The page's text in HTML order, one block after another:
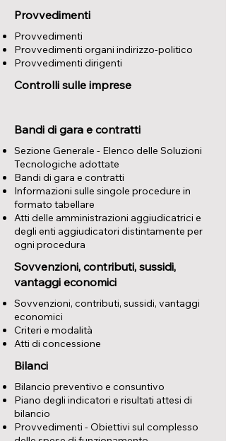
Provvedimenti
Provvedimenti
Provvedimenti organi indirizzo-politico
Provvedimenti dirigenti
Controlli sulle imprese
Bandi di gara e contratti
Sezione Generale - Elenco delle Soluzioni
Tecnologiche adottate
Bandi di gara e contratti
Informazioni sulle singole procedure in
formato tabellare
Atti delle amministrazioni aggiudicatrici e
degli enti aggiudicatori distintamente per
ogni procedura
Sovvenzioni, contributi, sussidi,
vantaggi economici
​Sovvenzioni, contributi, sussidi, vantaggi
economici
Criteri e modalità
Atti di concessione
Bilanci
Bilancio preventivo e consuntivo
Piano degli indicatori e risultati attesi di
bilancio
Provvedimenti - Obiettivi sul complesso